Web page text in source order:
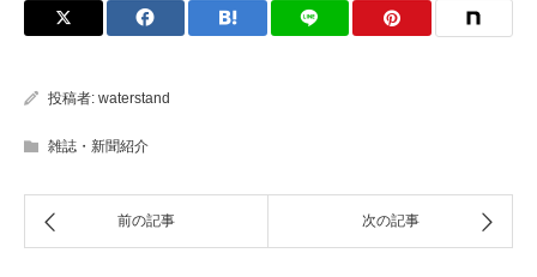
投稿者: waterstand
雑誌・新聞紹介